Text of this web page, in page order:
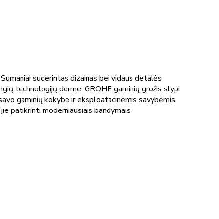
suderintas dizainas bei vidaus detalės
technologijų derme. GROHE gaminių grožis slypi
gaminių kokybe ir eksploatacinėmis savybėmis.
patikrinti moderniausiais bandymais.